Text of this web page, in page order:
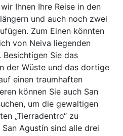
Ihnen Ihre Reise in den
und auch noch zwei
Zum Einen könnten
von Neiva liegenden
Besichtigen Sie das
der Wüste und das dortige
einen traumhaften
können Sie auch San
um die gewaltigen
„Tierradentro“ zu
Agustín sind alle drei